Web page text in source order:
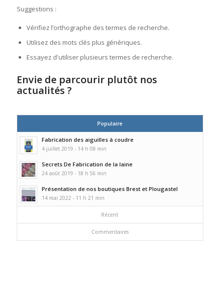
Suggestions :
Vérifiez l’orthographe des termes de recherche.
Utilisez des mots clés plus génériques.
Essayez d'utiliser plusieurs termes de recherche.
Envie de parcourir plutôt nos
actualités ?
Populaire
Fabrication des aiguilles à coudre
4 juillet 2019 - 14 h 08 min
Secrets De Fabrication de la laine
24 août 2019 - 18 h 56 min
Présentation de nos boutiques Brest et Plougastel
14 mai 2022 - 11 h 21 min
Récent
Commentaires